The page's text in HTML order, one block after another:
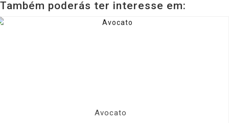
Também poderás ter interesse em:
Avocato